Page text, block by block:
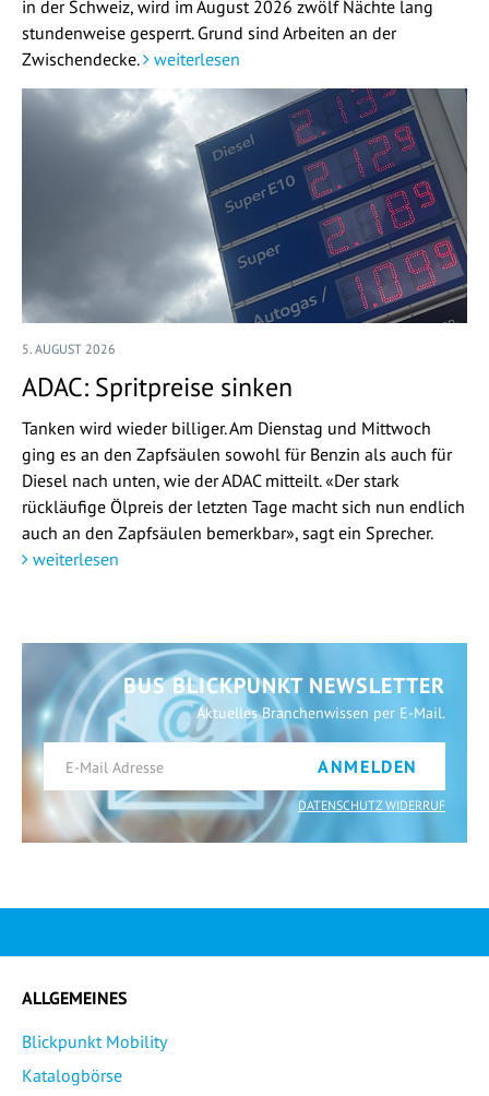
in der Schweiz, wird im August 2026 zwölf Nächte lang
stundenweise gesperrt. Grund sind Arbeiten an der
Zwischendecke.
weiterlesen
5. AUGUST 2026
ADAC: Spritpreise sinken
Tanken wird wieder billiger. Am Dienstag und Mittwoch
ging es an den Zapfsäulen sowohl für Benzin als auch für
Diesel nach unten, wie der ADAC mitteilt. «Der stark
rückläufige Ölpreis der letzten Tage macht sich nun endlich
auch an den Zapfsäulen bemerkbar», sagt ein Sprecher.
weiterlesen
BUS BLICKPUNKT NEWSLETTER
Aktuelles Branchenwissen per E-Mail.
ANMELDEN
DATENSCHUTZ WIDERRUF
ALLGEMEINES
Blickpunkt Mobility
Katalogbörse